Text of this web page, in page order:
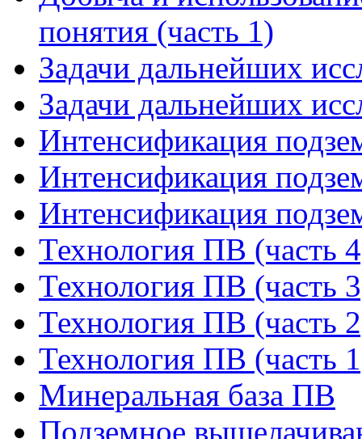
понятия (часть 1)
Задачи дальнейших
Задачи дальнейших
Интенсификация
Интенсификация
Интенсификация
Технология ПВ (часть
Технология ПВ (часть
Технология ПВ (часть
Технология ПВ (часть
Минеральная база ПВ
Подземное